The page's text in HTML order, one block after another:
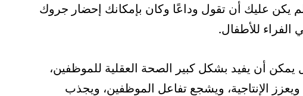
لم يكن عليك أن تقول وداعًا وكان بإمكانك إحضار جروك
للأطفال.
يمكن أن يفيد بشكل كبير الصحة العقلية للموظفين،
الإنتاجية، ويشجع تفاعل الموظفين، ويجذب